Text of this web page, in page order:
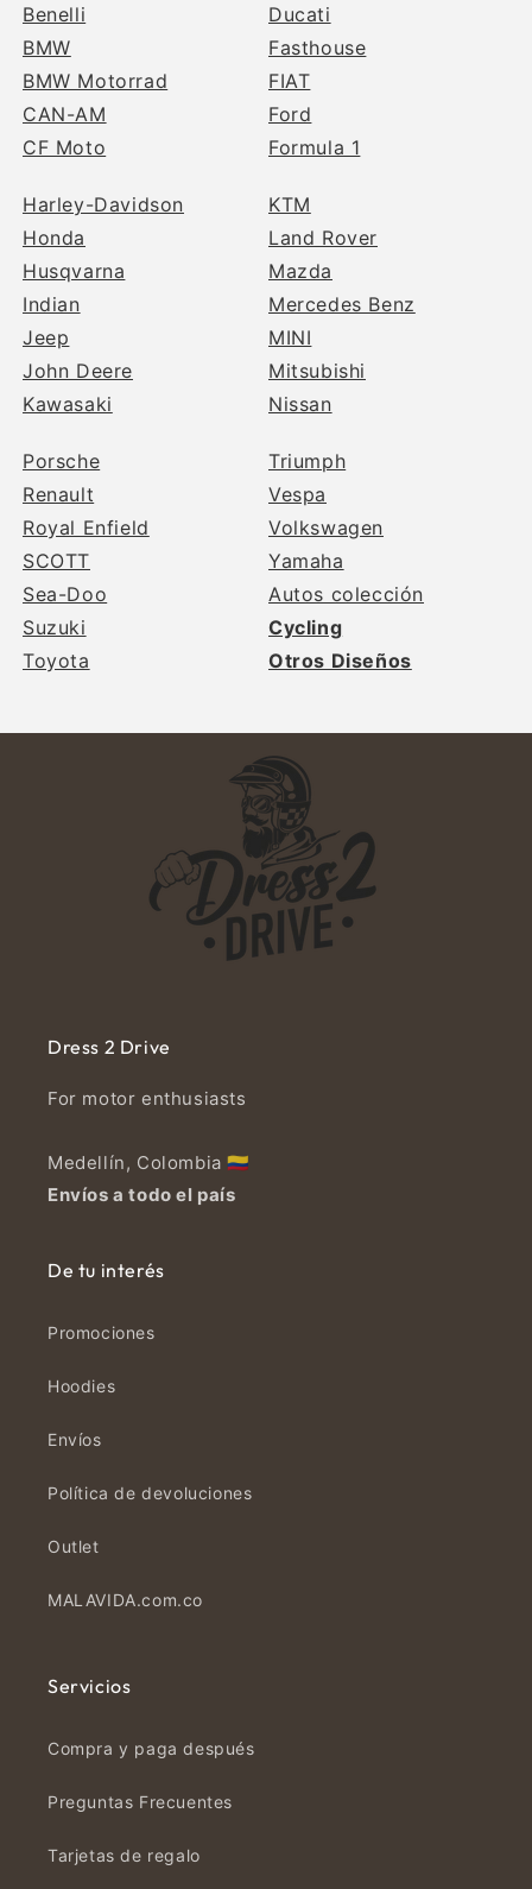
Benelli
BMW
BMW Motorrad
CAN-AM
CF Moto
Ducati
Fasthouse
FIAT
Ford
Formula 1
Harley-Davidson
Honda
Husqvarna
Indian
Jeep
John Deere
Kawasaki
KTM
Land Rover
Mazda
Mercedes Benz
MINI
Mitsubishi
Nissan
Porsche
Renault
Royal Enfield
SCOTT
Sea-Doo
Suzuki
Toyota
Triumph
Vespa
Volkswagen
Yamaha
Autos colección
Cycling
Otros Diseños
Dress 2 Drive
For motor enthusiasts
Medellín, Colombia 🇨🇴
Envíos a todo el país
De tu interés
Promociones
Hoodies
Envíos
Política de devoluciones
Outlet
MALAVIDA.com.co
Servicios
Compra y paga después
Preguntas Frecuentes
Tarjetas de regalo